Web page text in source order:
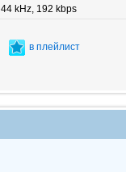
44 kHz, 192 kbps
в плейлист